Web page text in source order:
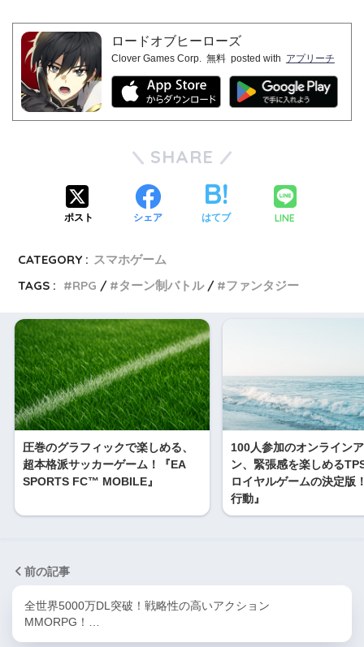
ロードオブヒーローズ
Clover Games Corp. 無料 posted with アプリーチ
SHARE
ポスト シェア はてブ LINE
CATEGORY : スマホゲーム
TAGS :
RPG ターン制バトル ファンタジー
圧巻のグラフィックで楽しめる、
超本格派サッカーゲーム！『EA
SPORTS FC™ MOBILE』
100人参加のオンライン
ン、緊張感を楽しめる
ロイヤルゲームの決定版
行動』
前の記事
全世界5000万DL突破！戦略性の高いアクション
MMORPG！…